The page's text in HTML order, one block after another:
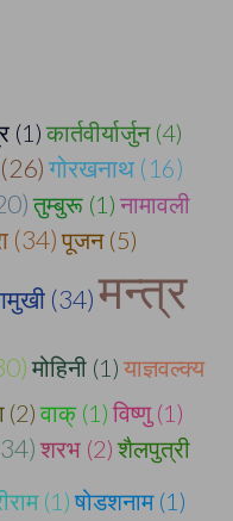
(1) कार्तवीर्यार्जुन (4)
गोरखनाथ (16)
तुम्बुरू (1) नामावली
(34) पूजन (5)
(34)मन्त्र
मोहिनी (1) याज्ञवल्क्य
(2) वाक् (1) विष्णु (1)
शरभ (2) शैलपुत्री
(1) षोडशनाम (1)